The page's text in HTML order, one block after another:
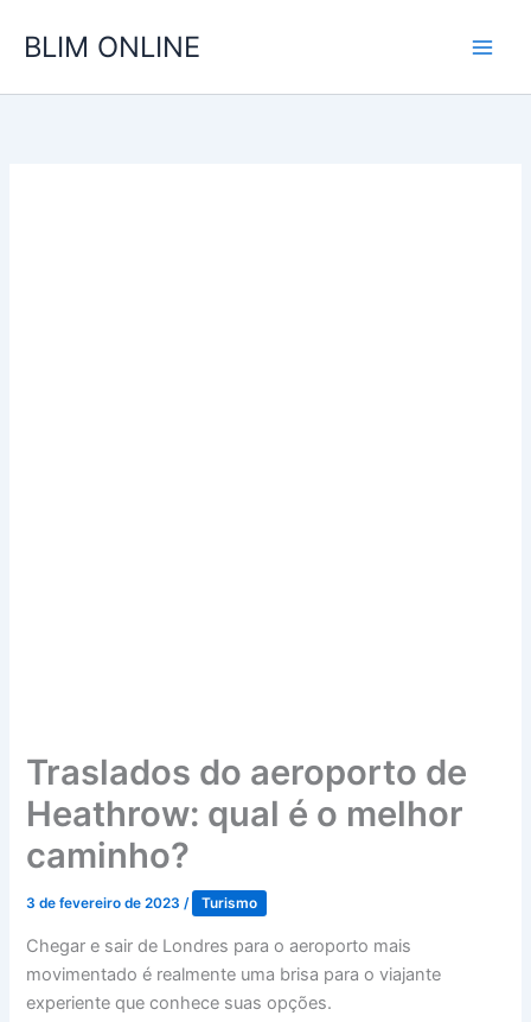
para
conteúdo
BLIM ONLINE
Traslados do aeroporto de
Heathrow: qual é o melhor
caminho?
3 de fevereiro de 2023/ Turismo
Chegar e sair de Londres para o aeroporto mais
movimentado é realmente uma brisa para o viajante
experiente que conhece suas opções.